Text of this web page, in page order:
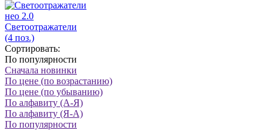
нео 2.0
Светоотражатели
(4 поз.)
Сортировать:
По популярности
Сначала новинки
По цене (по возрастанию)
По цене (по убыванию)
По алфавиту (А-Я)
По алфавиту (Я-А)
По популярности